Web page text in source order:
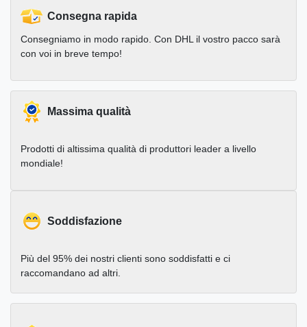
Consegna rapida
Consegniamo in modo rapido. Con DHL il vostro pacco sarà
con voi in breve tempo!
Massima qualità
Prodotti di altissima qualità di produttori leader a livello
mondiale!
Soddisfazione
Più del 95% dei nostri clienti sono soddisfatti e ci
raccomandano ad altri.